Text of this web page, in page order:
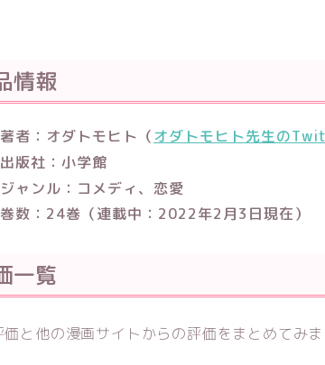
情報
著者：オダトモヒト（ オダトモヒト先生の
出版社：小学館
ジャンル：コメディ、恋愛
巻数：24巻（連載中：2022年2月3日現在）
一覧
価と他の漫画サイトからの評価をまとめてみま